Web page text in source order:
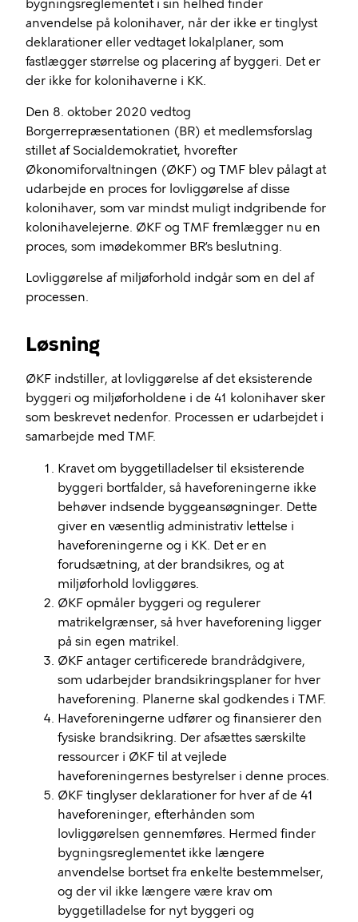
bygningsreglementet i sin helhed finder
anvendelse på kolonihaver, når der ikke er tinglyst
deklarationer eller vedtaget lokalplaner, som
fastlægger størrelse og placering af byggeri. Det er
der ikke for kolonihaverne i KK.
Den 8. oktober 2020 vedtog
Borgerrepræsentationen (BR) et medlemsforslag
stillet af Socialdemokratiet, hvorefter
Økonomiforvaltningen (ØKF) og TMF blev pålagt at
udarbejde en proces for lovliggørelse af disse
kolonihaver, som var mindst muligt indgribende for
kolonihavelejerne. ØKF og TMF fremlægger nu en
proces, som imødekommer BR’s beslutning.
Lovliggørelse af miljøforhold indgår som en del af
processen.
Løsning
ØKF indstiller, at lovliggørelse af det eksisterende
byggeri og miljøforholdene i de 41 kolonihaver sker
som beskrevet nedenfor. Processen er udarbejdet i
samarbejde med TMF.
Kravet om byggetilladelser til eksisterende
byggeri bortfalder, så haveforeningerne ikke
behøver indsende byggeansøgninger. Dette
giver en væsentlig administrativ lettelse i
haveforeningerne og i KK. Det er en
forudsætning, at der brandsikres, og at
miljøforhold lovliggøres.
ØKF opmåler byggeri og regulerer
matrikelgrænser, så hver haveforening ligger
på sin egen matrikel.
ØKF antager certificerede brandrådgivere,
som udarbejder brandsikringsplaner for hver
haveforening. Planerne skal godkendes i TMF.
Haveforeningerne udfører og finansierer den
fysiske brandsikring. Der afsættes særskilte
ressourcer i ØKF til at vejlede
haveforeningernes bestyrelser i denne proces.
ØKF tinglyser deklarationer for hver af de 41
haveforeninger, efterhånden som
lovliggørelsen gennemføres. Hermed finder
bygningsreglementet ikke længere
anvendelse bortset fra enkelte bestemmelser,
og der vil ikke længere være krav om
byggetilladelse for nyt byggeri og